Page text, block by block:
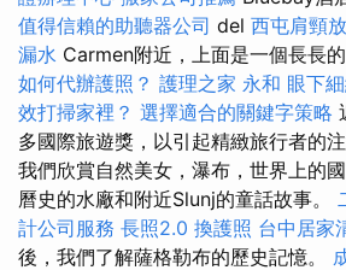
值得信賴的助聽器公司 del 西屯肩頸
漏水 Carmen附近，上面是一個長長
如何代辦護照？ 護理之家 永和 眼下
效打掃家裡？ 選擇適合的關鍵字策略
多國際旅遊獎，以引起精緻旅行者的
我們欣賞自然美女，瀑布，世界上的
曆史的水廠和附近Slunj的童話故事。
計公司服務 長照2.0 換護照 台中居家
後，我們了解薩格勒布的歷史記憶。